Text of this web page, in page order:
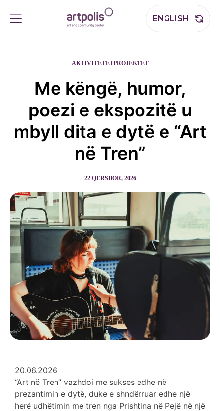
ENGLISH
AKTIVITETETPROJEKTET
Me këngë, humor,
poezi e ekspozitë u
mbyll dita e dytë e “Art
në Tren”
22 QERSHOR, 2026
20.06.2026
“Art në Tren” vazhdoi me sukses edhe në
prezantimin e dytë, duke e shndërruar edhe një
herë udhëtimin me tren nga Prishtina në Pejë në një